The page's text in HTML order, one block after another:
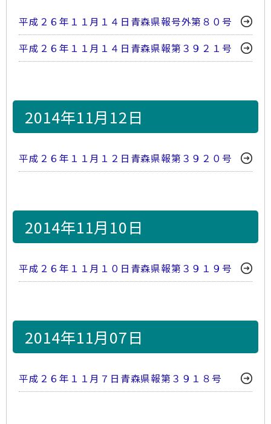
平成２６年１１月１４日青森県報号外第８０号
平成２６年１１月１４日青森県報第３９２１号
2014年11月12日
平成２６年１１月１２日青森県報第３９２０号
2014年11月10日
平成２６年１１月１０日青森県報第３９１９号
2014年11月07日
平成２６年１１月７日青森県報第３９１８号